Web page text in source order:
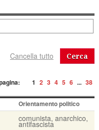
Cerca
1 2 3 4 5 6 ... 38
Orientamento politico
comunista, anarchico,
antifascista